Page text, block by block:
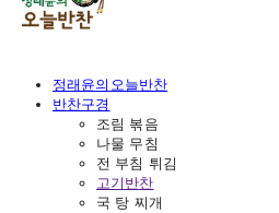
정래윤의오늘반찬
반찬구경
조림 볶음
나물 무침
전 부침 튀김
고기반찬
국 탕 찌개